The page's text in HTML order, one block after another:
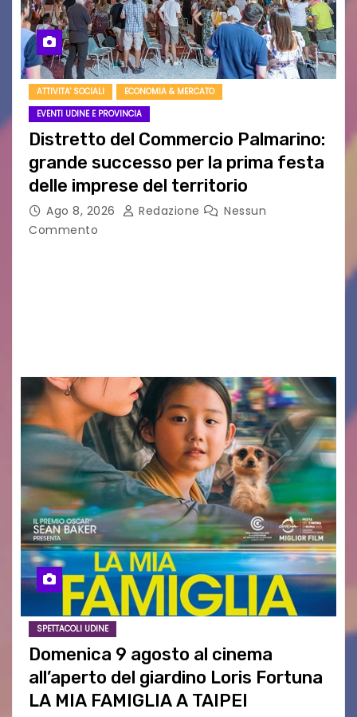
ATTIVITA' SOCIALI
ECONOMIA & MERCATO
EVENTI UDINE E PROVINCIA
Distretto del Commercio Palmarino:
grande successo per la prima festa
delle imprese del territorio
Ago 8, 2026 Redazione
Nessun
Commento
SPETTACOLI UDINE
Domenica 9 agosto al cinema
all’aperto del giardino Loris Fortuna
LA MIA FAMIGLIA A TAIPEI